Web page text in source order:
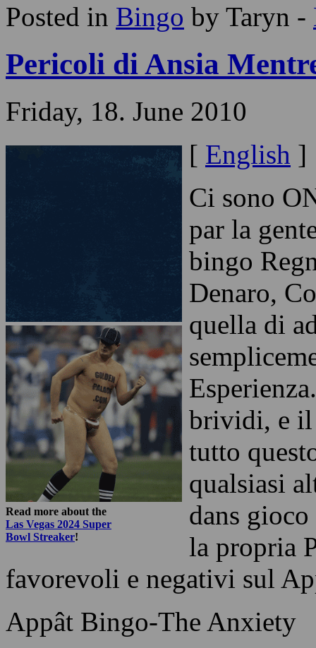
Posted in Bingo by Taryn -
Pericoli di Ansia
Friday, 18. June 2010
Read more about the
Las Vegas 2024 Super
Bowl Streaker!
[ English ]
Ci sono
par la
bingo
Denaro,
quella di
brividi, e il
tutto
qualsiasi
dans
la propria
favorevoli e negativi sul
Appât Bingo-The Anxiety